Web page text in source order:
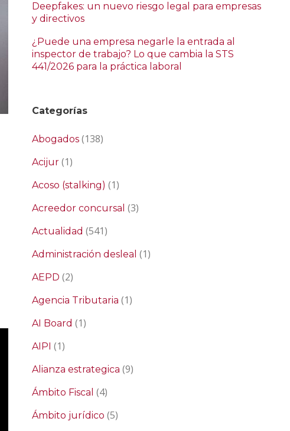
Deepfakes: un nuevo riesgo legal para empresas
y directivos
¿Puede una empresa negarle la entrada al
inspector de trabajo? Lo que cambia la STS
441/2026 para la práctica laboral
Categorías
Abogados (138)
Acijur (1)
Acoso (stalking) (1)
Acreedor concursal (3)
Actualidad (541)
Administración desleal (1)
AEPD (2)
Agencia Tributaria (1)
AI Board (1)
AIPI (1)
Alianza estrategica (9)
Ámbito Fiscal (4)
Ámbito jurídico (5)